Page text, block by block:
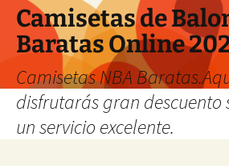
Camisetas de
Baratas Online
Camisetas NBA
disfrutarás gran descuento
un servicio excelente.